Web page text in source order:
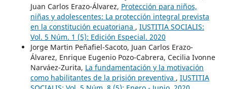
Juan Carlos Erazo-Álvarez, Protección para niños,
niñas y adolescentes: La protección integral prevista
en la constitución ecuatoriana , IUSTITIA SOCIALIS:
Vol. 5 Núm. 1 (5): Edición Especial. 2020
Jorge Martin Peñafiel-Sacoto, Juan Carlos Erazo-
Álvarez, Enrique Eugenio Pozo-Cabrera, Cecilia Ivonne
Narváez-Zurita, La fundamentación y la motivación
como habilitantes de la prisión preventiva , IUSTITIA